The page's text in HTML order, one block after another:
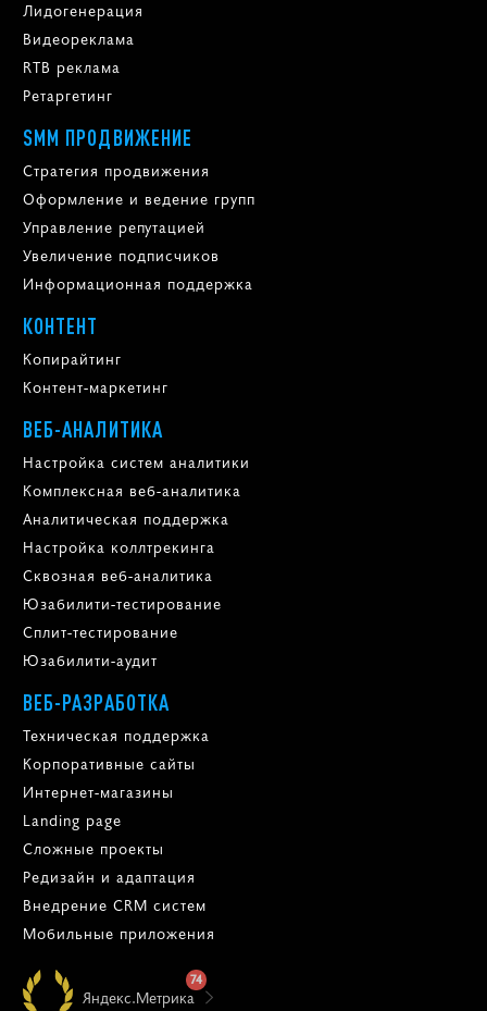
Лидогенерация
Видеореклама
RTB реклама
Ретаргетинг
SMM ПРОДВИЖЕНИЕ
Стратегия продвижения
Оформление и ведение групп
Управление репутацией
Увеличение подписчиков
Информационная поддержка
КОНТЕНТ
Копирайтинг
Контент-маркетинг
ВЕБ-АНАЛИТИКА
Настройка систем аналитики
Комплексная веб-аналитика
Аналитическая поддержка
Настройка коллтрекинга
Сквозная веб-аналитика
Юзабилити-тестирование
Сплит-тестирование
Юзабилити-аудит
ВЕБ-РАЗРАБОТКА
Техническая поддержка
Корпоративные сайты
Интернет-магазины
Landing page
Сложные проекты
Редизайн и адаптация
Внедрение CRM систем
Мобильные приложения
Яндекс.Метрика
74